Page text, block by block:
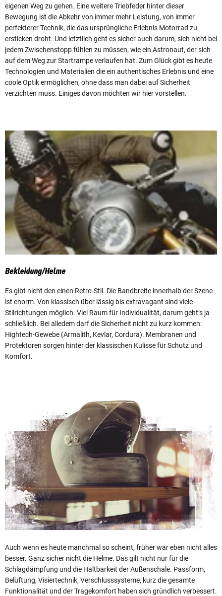
eigenen Weg zu gehen. Eine weitere Triebfeder hinter dieser
Bewegung ist die Abkehr von immer mehr Leistung, von immer
perfekterer Technik, die das ursprüngliche Erlebnis Motorrad zu
ersticken droht. Und letztlich geht es sicher auch darum, sich nicht bei
jedem Zwischenstopp fühlen zu müssen, wie ein Astronaut, der sich
auf dem Weg zur Startrampe verlaufen hat. Zum Glück gibt es heute
Technologien und Materialien die ein authentisches Erlebnis und eine
coole Optik ermöglichen, ohne dass man dabei auf Sicherheit
verzichten muss. Einiges davon möchten wir hier vorstellen.
Bekleidung/Helme
Es gibt nicht den einen Retro-Stil. Die Bandbreite innerhalb der Szene
ist enorm. Von klassisch über lässig bis extravagant sind viele
Stilrichtungen möglich. Viel Raum für Individualität, darum geht’s ja
schließlich. Bei alledem darf die Sicherheit nicht zu kurz kommen:
Hightech-Gewebe (Armalith, Kevlar, Cordura). Membranen und
Protektoren sorgen hinter der klassischen Kulisse für Schutz und
Komfort.
Auch wenn es heute manchmal so scheint, früher war eben nicht alles
besser. Ganz sicher nicht die Helme. Das gilt nicht nur für die
Schlagdämpfung und die Haltbarkeit der Außenschale. Passform,
Belüftung, Visiertechnik, Verschlusssysteme, kurz die gesamte
Funktionalität und der Tragekomfort haben sich gründlich verbessert.